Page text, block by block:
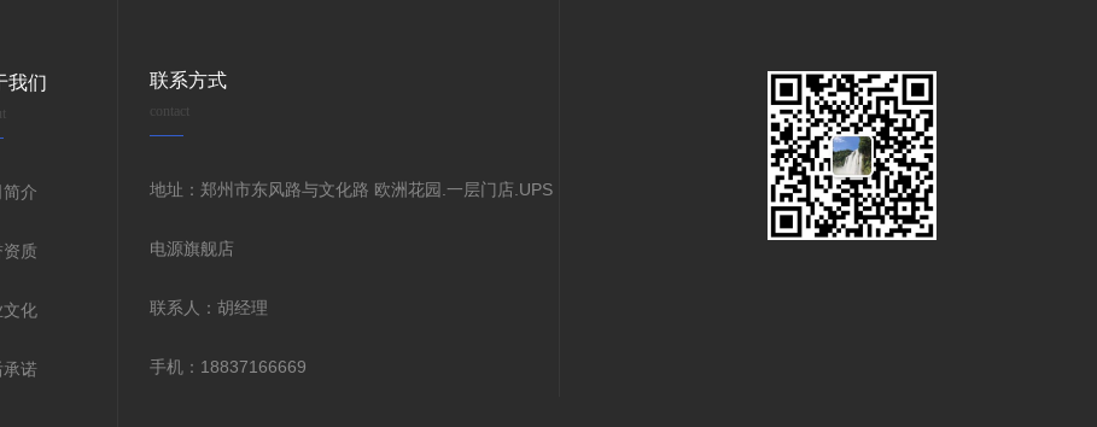
我们
介
质
化
诺
联系方式
contact
地址：郑州市东风路与文化路 欧洲花园.一层门店.UPS
电源旗舰店
联系人：胡经理
手机：18837166669